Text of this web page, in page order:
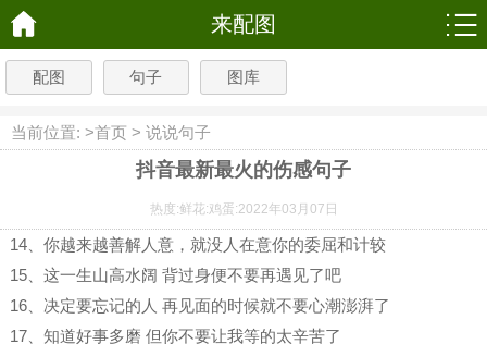
来配图
配图 句子 图库
当前位置: >首页 > 说说句子
抖音最新最火的伤感句子
热度:鲜花:鸡蛋:2022年03月07日
14、你越来越善解人意，就没人在意你的委屈和计较 ​
15、这一生山高水阔 背过身便不要再遇见了吧 ​​​ ​​​​
16、决定要忘记的人 再见面的时候就不要心潮澎湃了
17、知道好事多磨 但你不要让我等的太辛苦了 ​ ​​​​